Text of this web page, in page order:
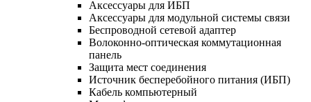
Аксессуары для ИБП
Аксессуары для модульной системы связи
Беспроводной сетевой адаптер
Волоконно-оптическая коммутационная
панель
Защита мест соединения
Источник бесперебойного питания (ИБП)
Кабель компьютерный